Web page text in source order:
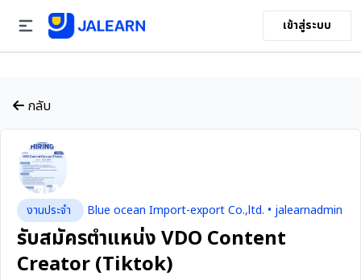
เข้าสู่ระบบ
กลับ
งานประจำ Blue ocean Import-export Co.,ltd. • jalearnadmin
รับสมัครตำแหน่ง VDO Content
Creator (Tiktok)